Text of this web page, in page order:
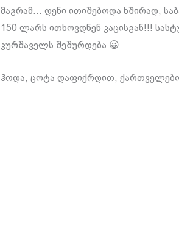
მაგრამ… დენი ითიშებოდა ხშირად,
150 ლარს ითხოვდნენ კაცისგან!!!
კურშაველს შეშურდება 😀
ჰოდა, ცოტა დაფიქრდით,